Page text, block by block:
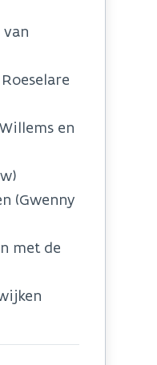
en
(Gwenny
met de